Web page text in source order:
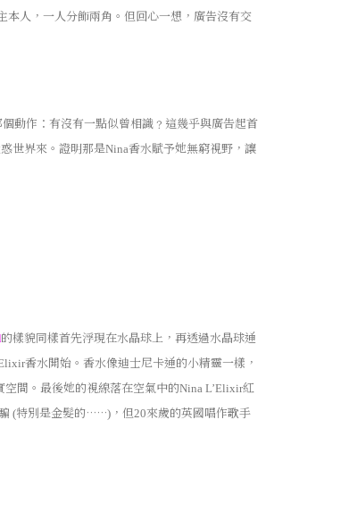
人，一人分飾兩角。但回心一想，廣告沒有交
動作：有沒有一點似曾相識﹖這幾乎與廣告起首
世界來。證明那是Nina香水賦予她無窮視野，讓
的樣貌同樣首先浮現在水晶球上，再透過水晶球通
香水開始。香水像迪士尼卡通的小精靈一樣，
間。最後她的視線落在空氣中的Nina L’Elixir紅
(特別是金髮的……) ，但20來歲的英國唱作歌手